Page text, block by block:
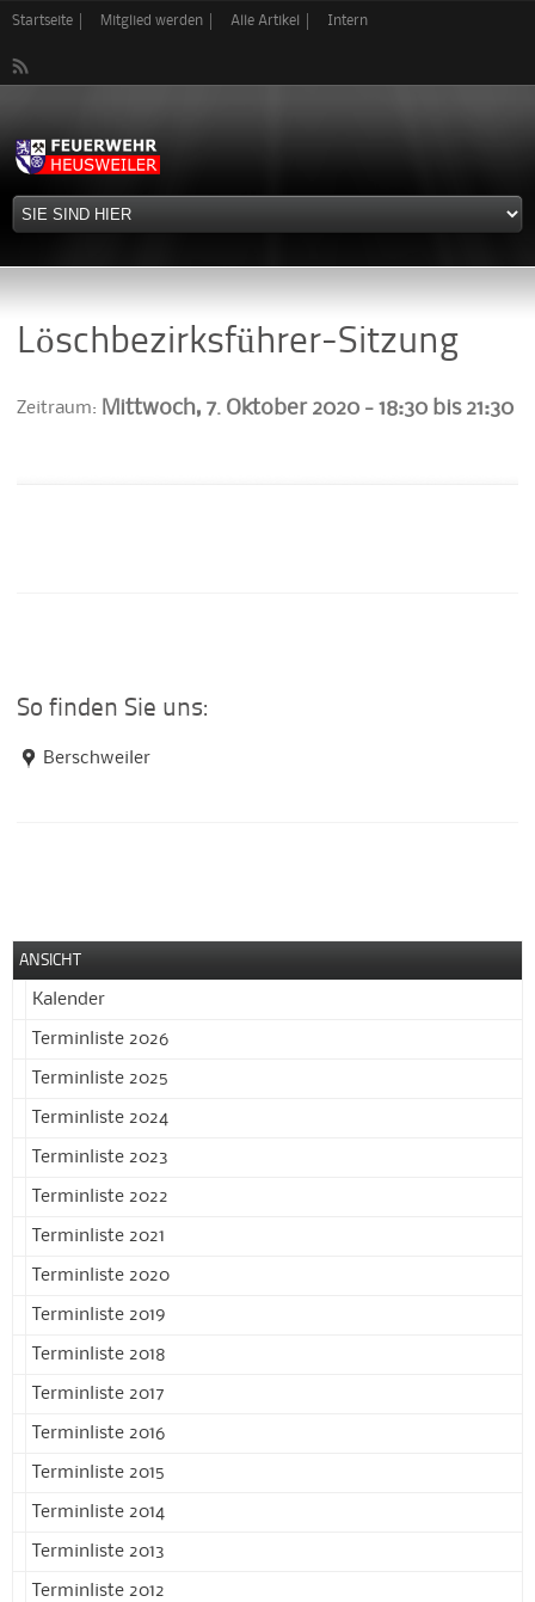
Direkt
Startseite Mitglied werden Alle Artikel Intern
Löschbezirksführer-Sitzung
Zeitraum: Mittwoch, 7. Oktober 2020 -18:30 bis 21:30
So finden Sie uns:
Berschweiler
ANSICHT
Kalender
Terminliste 2026
Terminliste 2025
Terminliste 2024
Terminliste 2023
Terminliste 2022
Terminliste 2021
Terminliste 2020
Terminliste 2019
Terminliste 2018
Terminliste 2017
Terminliste 2016
Terminliste 2015
Terminliste 2014
Terminliste 2013
Terminliste 2012